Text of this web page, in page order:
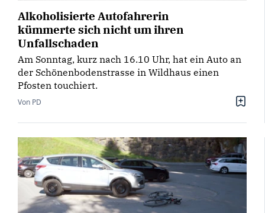
Alkoholisierte Autofahrerin
kümmerte sich nicht um ihren
Unfallschaden
Am Sonntag, kurz nach 16.10 Uhr, hat ein Auto an
der Schönenbodenstrasse in Wildhaus einen
Pfosten touchiert.
Von PD